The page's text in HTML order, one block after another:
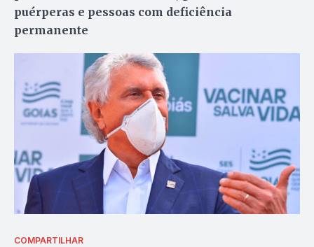
puérperas e pessoas com deficiência
permanente
COMPARTILHAR